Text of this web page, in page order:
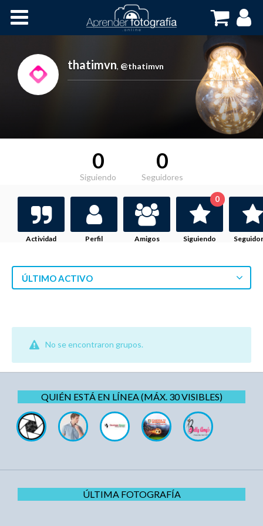
Cursos OnLine
thatimvn, @thatimvn
0
Siguiendo
0
Seguidores
Actividad Perfil Amigos Siguiendo
0
ÚLTIMO ACTIVO
No se encontraron grupos.
QUIÉN ESTÁ EN LÍNEA (MÁX. 30 VISIBLES)
ÚLTIMA FOTOGRAFÍA